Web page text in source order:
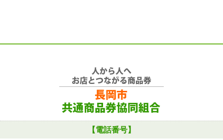
【電話番号】